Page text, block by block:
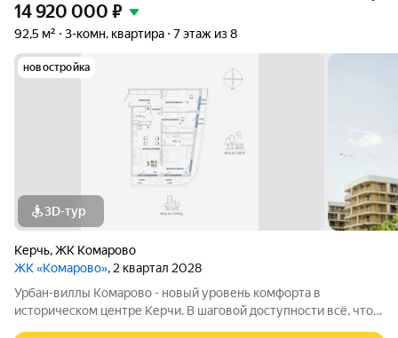
14 920 000 ₽
92,5 м² 3-комн. квартира 7 этаж из 8
новостройка
3D-тур
Керчь,ЖК Комарово
ЖК «Комарово», 2 квартал 2028
Урбан-виллы Комарово - новый уровень комфорта в
историческом центре Керчи. В шаговой доступности всё, что